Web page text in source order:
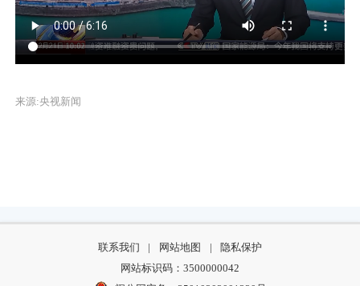
来源:央视新闻
联系我们 | 网站地图 |
隐私保护
网站标识码：3500000042